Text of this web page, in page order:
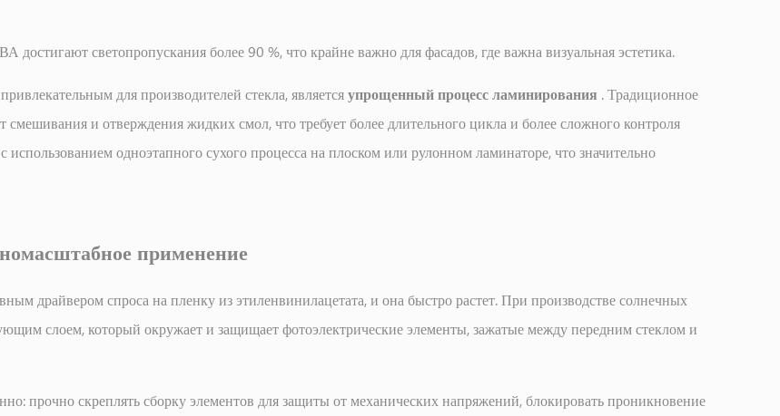
достигают светопропускания более 90 %, что крайне важно для фасадов, где важна визуальная эстетика.
для производителей стекла, являетсяупрощенный процесс ламинирования . Традиционное
и отверждения жидких смол, что требует более длительного цикла и более сложного контроля
одноэтапного сухого процесса на плоском или рулонном ламинаторе, что значительно
применение
драйвером спроса на пленку из этиленвинилацетата, и она быстро растет. При производстве солнечных
слоем, который окружает и защищает фотоэлектрические элементы, зажатые между передним стеклом и
прочно скреплять сборку элементов для защиты от механических напряжений, блокировать проникновение